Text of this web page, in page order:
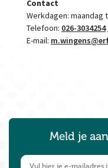
Contact
Werkdagen: maandag
Telefoon: 026-3034254
E-mail:
Meld je